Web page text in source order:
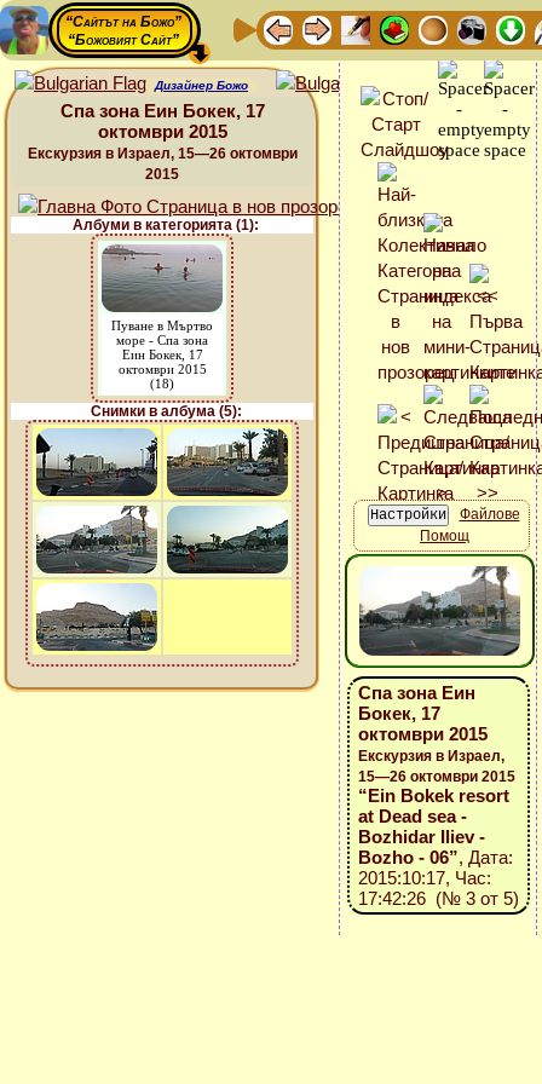
“Сайтът на Божо”
“Божовият Сайт”
Дизайнер Божо
Спа зона Еин Бокек, 17
октомври 2015
Екскурзия в Израел, 15—26 октомври
2015
Албуми в категорията (1):
Пуване в Мъртво
море - Спа зона
Еин Бокек, 17
октомври 2015
(18)
Снимки в албума (5):
Файлове
Помощ
Спа зона Еин
Бокек, 17
октомври 2015
Екскурзия в Израел,
15—26 октомври 2015
“Ein Bokek resort
at Dead sea -
Bozhidar Iliev -
Bozho - 06”, Дата:
2015:10:17, Час:
17:42:26 (№ 3 от 5)